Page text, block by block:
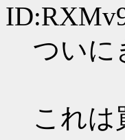
ついに
これは